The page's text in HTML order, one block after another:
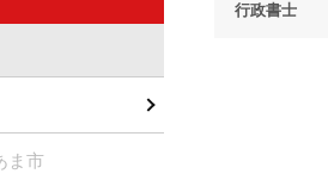
行政書士
ま市